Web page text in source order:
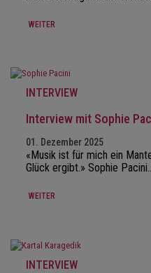
WEITER
INTERVIEW
Interview mit Sophie
01. Dezember 2025
«Musik ist für mich ein
Glück ergibt.» Sophie
WEITER
INTERVIEW